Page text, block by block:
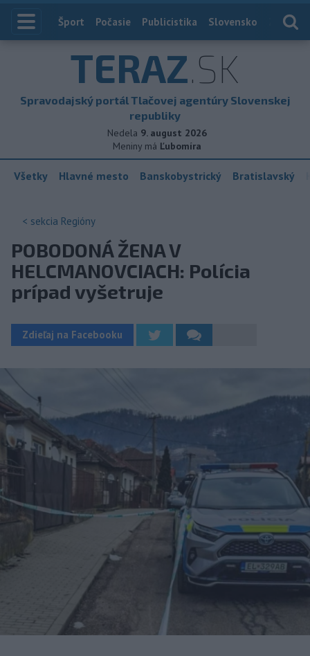
Index
Šport Počasie Publicistika Slovensko
TERAZ.SK
Spravodajský portál Tlačovej agentúry Slovenskej
republiky
Nedela 9. august 2026
Meniny má Ľubomíra
Všetky Hlavné mesto Banskobystrický Bratislavský
< sekcia Regióny
POBODONÁ ŽENA V
HELCMANOVCIACH: Polícia
prípad vyšetruje
Zdieľaj na Facebooku